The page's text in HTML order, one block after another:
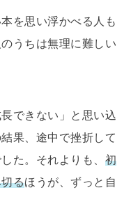
を思い浮かべる人も
うちは無理に難しい
できない」と思い込
果、途中で挫折して
た。それよりも、 初
るほうが、ずっと自